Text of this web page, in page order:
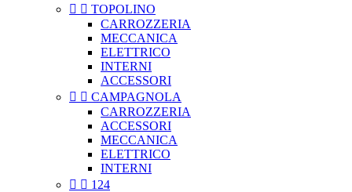
  TOPOLINO
CARROZZERIA
MECCANICA
ELETTRICO
INTERNI
ACCESSORI
  CAMPAGNOLA
CARROZZERIA
ACCESSORI
MECCANICA
ELETTRICO
INTERNI
  124